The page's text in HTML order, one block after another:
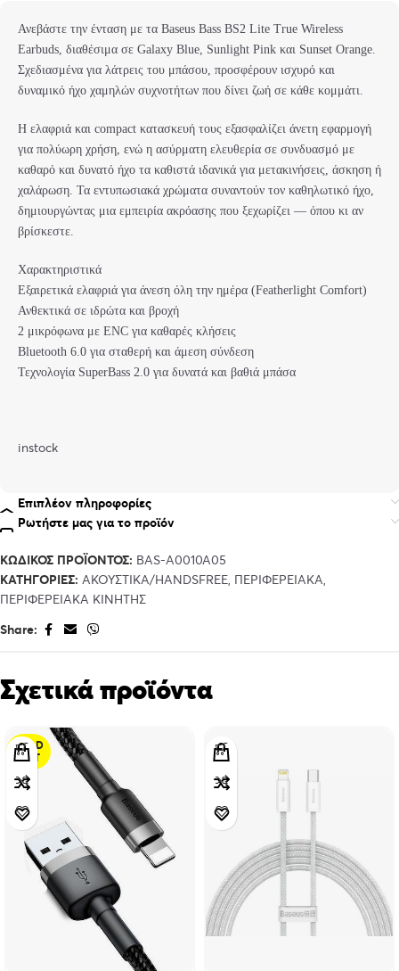
Ανεβάστε την ένταση με τα Baseus Bass BS2 Lite True Wireless
Earbuds, διαθέσιμα σε Galaxy Blue, Sunlight Pink και Sunset Orange.
Σχεδιασμένα για λάτρεις του μπάσου, προσφέρουν ισχυρό και
δυναμικό ήχο χαμηλών συχνοτήτων που δίνει ζωή σε κάθε κομμάτι.
Η ελαφριά και compact κατασκευή τους εξασφαλίζει άνετη εφαρμογή
για πολύωρη χρήση, ενώ η ασύρματη ελευθερία σε συνδυασμό με
καθαρό και δυνατό ήχο τα καθιστά ιδανικά για μετακινήσεις, άσκηση ή
χαλάρωση. Τα εντυπωσιακά χρώματα συναντούν τον καθηλωτικό ήχο,
δημιουργώντας μια εμπειρία ακρόασης που ξεχωρίζει — όπου κι αν
βρίσκεστε.
Χαρακτηριστικά
Εξαιρετικά ελαφριά για άνεση όλη την ημέρα (Featherlight Comfort)
Ανθεκτικά σε ιδρώτα και βροχή
2 μικρόφωνα με ENC για καθαρές κλήσεις
Bluetooth 6.0 για σταθερή και άμεση σύνδεση
Τεχνολογία SuperBass 2.0 για δυνατά και βαθιά μπάσα
instock
Επιπλέον πληροφορίες
Ρωτήστε μας για το προϊόν
ΚΩΔΙΚΌΣ ΠΡΟΪΌΝΤΟΣ: BAS-A0010A05
ΚΑΤΗΓΟΡΊΕΣ: ΑΚΟΥΣΤΙΚΑ/HANDSFREE, ΠΕΡΙΦΕΡΕΙΑΚΑ,
ΠΕΡΙΦΕΡΕΙΑΚΑ ΚΙΝΗΤΗΣ
Share:
Σχετικά προϊόντα
SOLD
OUT